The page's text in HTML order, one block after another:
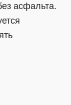
асфальта.